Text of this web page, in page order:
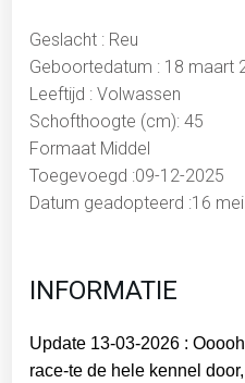
Geslacht : Reu
Geboortedatum : 18 maart
Leeftijd : Volwassen
Schofthoogte (cm): 45
Formaat Middel
Toegevoegd :09-12-2025
Datum geadopteerd :16
INFORMATIE
Update 13-03-2026 :
race-te de hele kennel